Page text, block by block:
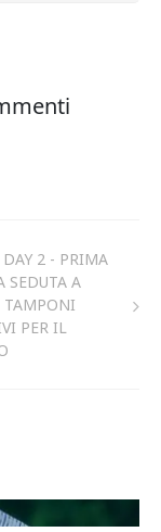
2 - PRIMA
SEDUTA A
TAMPONI
PER IL